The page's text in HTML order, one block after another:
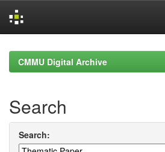
navigationCMMU Digital Archive
Search
Search: